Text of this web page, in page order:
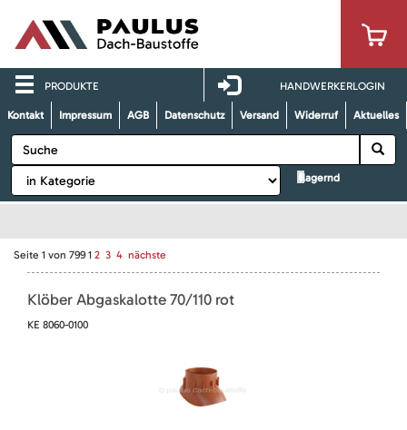
PRODUKTE HANDWERKERLOGIN
Kontakt Impressum AGB Datenschutz Versand Widerruf Aktuelles
lagernd
Seite 1 von 799 1 2 3 4 nächste
Klöber Abgaskalotte 70/110 rot
KE 8060-0100